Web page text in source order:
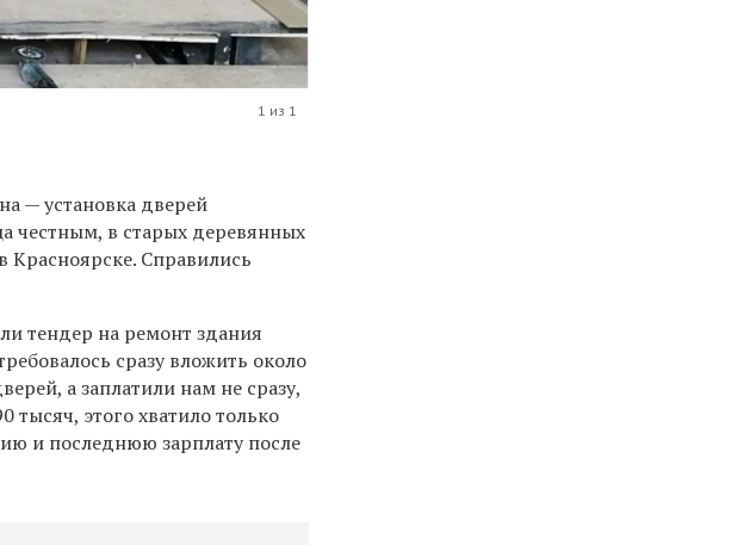
1 из 1
— установка дверей
честным, в старых деревянных
Красноярске. Справились
тендер на ремонт здания
сразу вложить около
а заплатили нам не сразу,
тысяч, этого хватило только
и последнюю зарплату после